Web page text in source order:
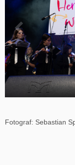
Fotograf: Sebastian